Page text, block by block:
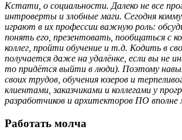
Кстати, о социальности. Далеко не все
интроверты и злобные маги. Сегодня
играют в их профессии важную роль:
понять его, презентовать, пообщаться с
коллег, пройти обучение и т.д. Кодить в
получается даже на удалёнке, если вы не
то придётся выйти в люди). Поэтому
своих трудов, обучения юзеров и
клиентами, заказчиками и коллегами у
разработчиков и архитекторов ПО
Работать молча